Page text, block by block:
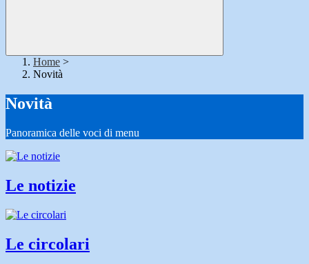
Home >
Novità
Novità
Panoramica delle voci di menu
Le notizie
Le circolari